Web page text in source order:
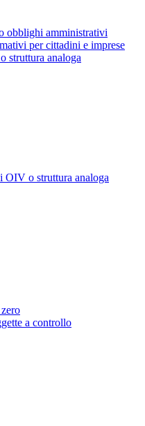
obblighi amministrativi
per cittadini e imprese
struttura analoga
OIV o struttura analoga
a controllo